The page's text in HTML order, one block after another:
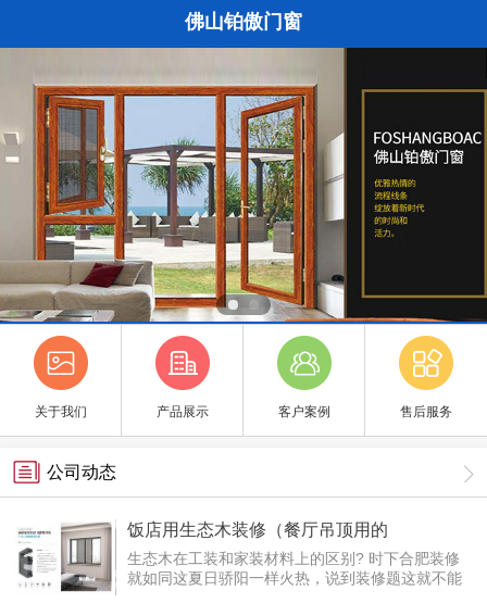
佛山铂傲门窗
关于我们 产品展示 客户案例 售后服务
公司动态
饭店用生态木装修（餐厅吊顶用的
生态木在工装和家装材料上的区别? 时下合肥装修
就如同这夏日骄阳一样火热，说到装修题这就不能